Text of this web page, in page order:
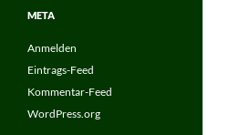
META
Anmelden
Eintrags-Feed
Kommentar-Feed
WordPress.org